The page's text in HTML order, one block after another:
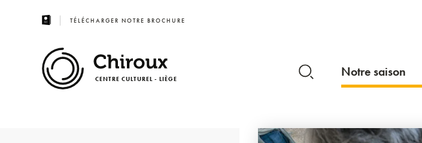
TÉLÉCHARGER NOTRE BROCHURE
CENTRE CULTUREL - LIÈGE Notre saison